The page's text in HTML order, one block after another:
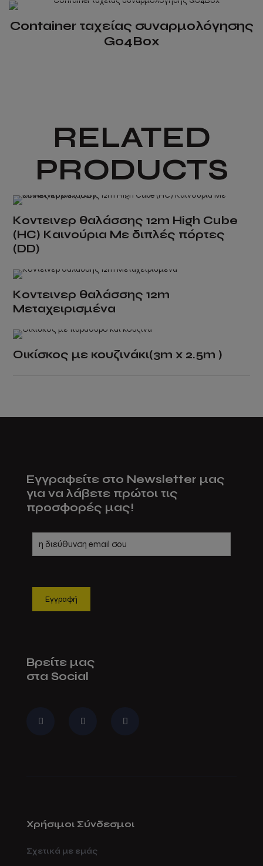
Container ταχείας συναρμολόγησης
Go4Box
The
options
may
be
the
product
RELATED
PRODUCTS
Κοντεινερ θαλάσσης 12m High Cube
(HC) Καινούρια Με διπλές πόρτες
(DD)
Κοντεινερ θαλάσσης 12m
Μεταχειρισμένα
Οικίσκος με κουζινάκι(3m x 2.5m )
may
chosen
product
Εγγραφείτε στο Newsletter μας
για να λάβετε πρώτοι τις
προσφορές μας!
Βρείτε μας
στα Social
Χρήσιμοι Σύνδεσμοι
Σχετικά με εμάς